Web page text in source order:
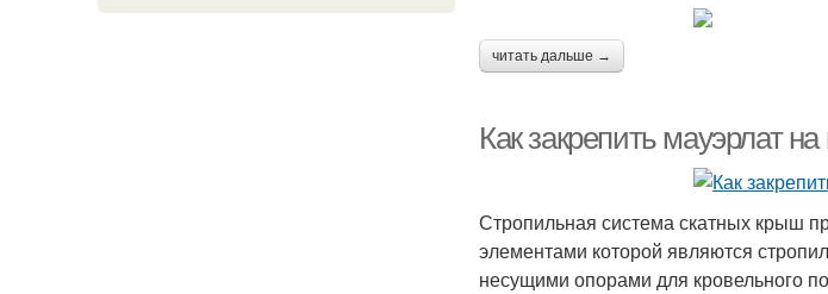
читать дальше →
Как закрепить мауэрлат
Стропильная система скатных крыш
элементами которой являются
несущими опорами для кровельного